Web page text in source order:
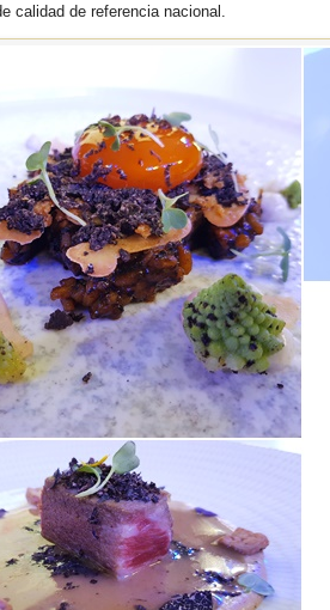
calidad de referencia nacional.